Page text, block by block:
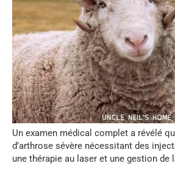
Un examen médical complet a révélé
d’arthrose sévère nécessitant des
une thérapie au laser et une gestion de